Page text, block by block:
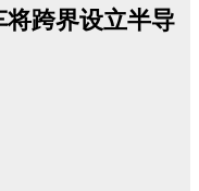
跨界设立半导